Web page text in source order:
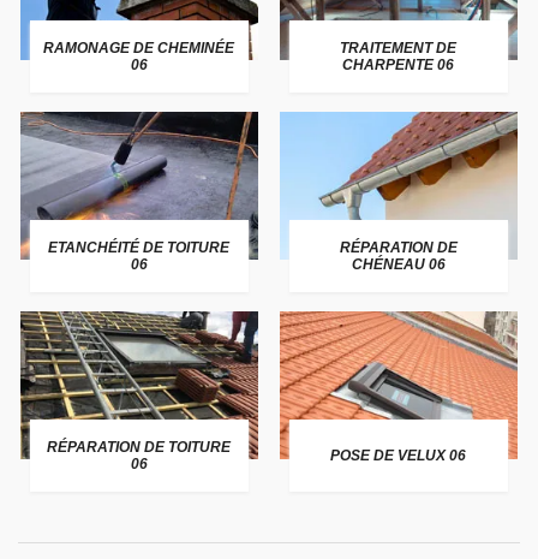
RAMONAGE DE CHEMINÉE
06
TRAITEMENT DE
CHARPENTE 06
ETANCHÉITÉ DE TOITURE
06
RÉPARATION DE
CHÉNEAU 06
RÉPARATION DE TOITURE
06
POSE DE VELUX 06